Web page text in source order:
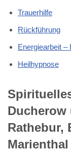
Trauerhilfe
Rückführung
Energiearbeit –
Heilhypnose
Ducherow
Rathebur,